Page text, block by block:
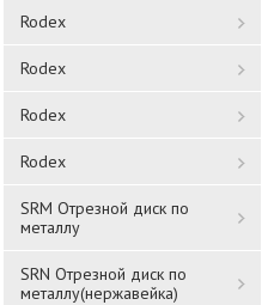
Rodex
Rodex
Rodex
Rodex
SRM Отрезной диск по
металлу
SRN Отрезной диск по
металлу(нержавейка)